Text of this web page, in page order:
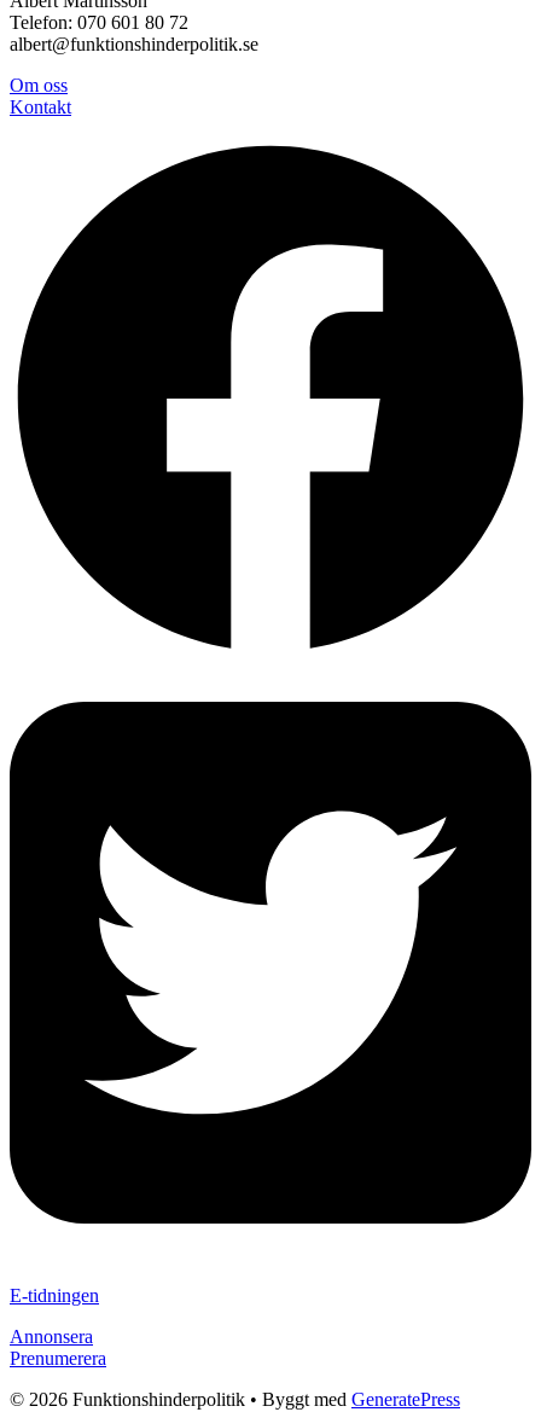
Telefon: 070 601 80 72
albert@funktionshinderpolitik.se
Om oss
Kontakt
E-tidningen
Annonsera
Prenumerera
© 2026 Funktionshinderpolitik • Byggt med GeneratePress